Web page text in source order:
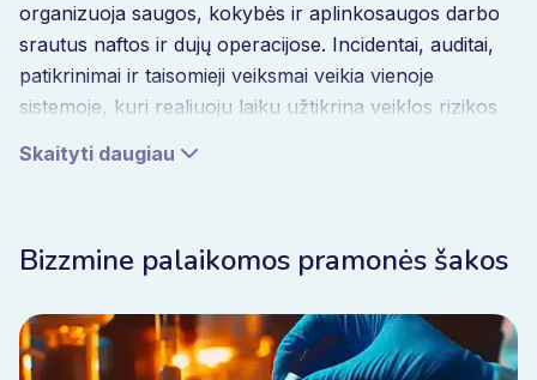
organizuoja saugos, kokybės ir aplinkosaugos darbo
srautus naftos ir dujų operacijose. Incidentai, auditai,
patikrinimai ir taisomieji veiksmai veikia vienoje
sistemoje, kuri realiuoju laiku užtikrina veiklos rizikos
keičiasi atitikties reikalavimai, procedūros išlieka
suderintos visose operacijose. Atitiktis tampa ne
administracine užduotimi prieš patikrinimus, o
kasdienio vykdymo dalimi.
Skaityti daugiau
Bizzmine palaikomos pramonės šakos